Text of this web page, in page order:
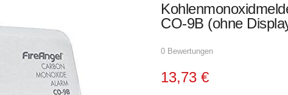
CO-9B (ohne
0 Bewertungen
13,73 €